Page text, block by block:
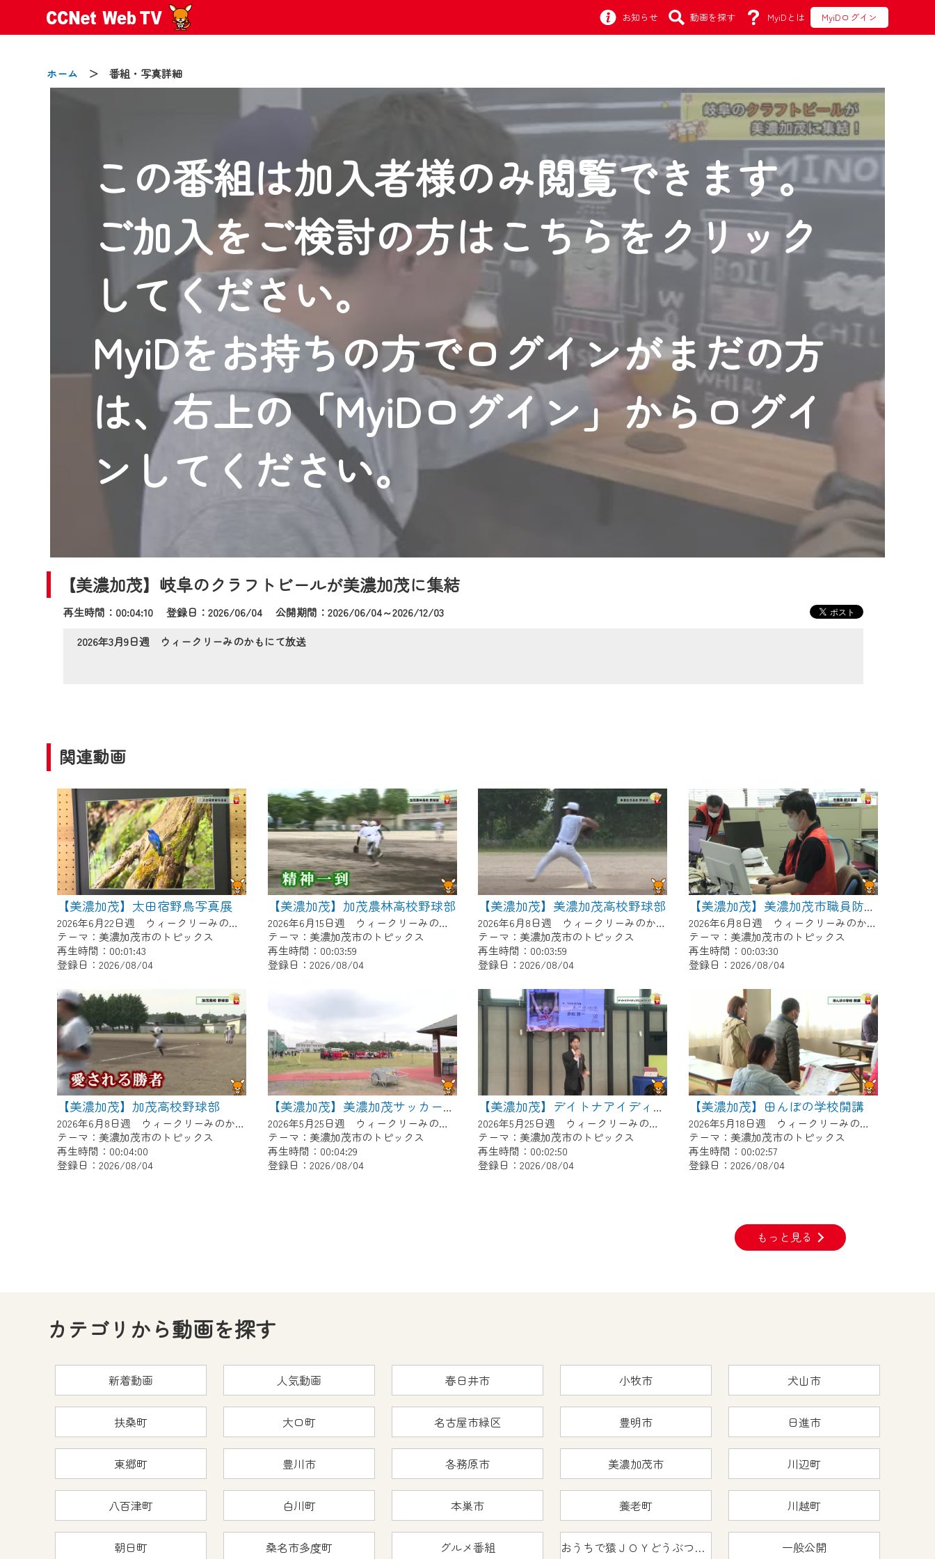
お知らせ 動画を探す MyiDとは MyiDログイン
ホーム ＞ 番組・写真詳細
この番組は加入者様のみ閲覧できます。
ご加入をご検討の方はこちらをクリック
してください。
MyiDをお持ちの方でログインがまだの方
は、右上の「MyiDログイン」からログイ
ンしてください。
【美濃加茂】岐阜のクラフトビールが美濃加茂に集結
再生時間：00:04:10 登録日：2026/06/04公開期間：2026/06/04～2026/12/03
2026年3月9日週 ウィークリーみのかもにて放送
関連動画
【美濃加茂】太田宿野鳥写真展
2026年6月22日週 ウィークリーみのかもにて放送
テーマ：美濃加茂市のトピックス
再生時間：00:01:43
登録日：2026/08/04
【美濃加茂】加茂農林高校野球部
2026年6月15日週 ウィークリーみのかもにて放送
テーマ：美濃加茂市のトピックス
再生時間：00:03:59
登録日：2026/08/04
【美濃加茂】美濃加茂高校野球部
2026年6月8日週 ウィークリーみのかもにて放送
テーマ：美濃加茂市のトピックス
再生時間：00:03:59
登録日：2026/08/04
【美濃加茂】美濃加茂市職員防災訓練
2026年6月8日週 ウィークリーみのかもにて放送
テーマ：美濃加茂市のトピックス
再生時間：00:03:30
登録日：2026/08/04
【美濃加茂】加茂高校野球部
2026年6月8日週 ウィークリーみのかもにて放送
テーマ：美濃加茂市のトピックス
再生時間：00:04:00
登録日：2026/08/04
【美濃加茂】美濃加茂サッカー少年団あじさいCUP
2026年5月25日週 ウィークリーみのかもにて放送
テーマ：美濃加茂市のトピックス
再生時間：00:04:29
登録日：2026/08/04
【美濃加茂】デイトナアイディアCONTEST
2026年5月25日週 ウィークリーみのかもにて放送
テーマ：美濃加茂市のトピックス
再生時間：00:02:50
登録日：2026/08/04
【美濃加茂】田んぼの学校開講
2026年5月18日週 ウィークリーみのかもにて放送
テーマ：美濃加茂市のトピックス
再生時間：00:02:57
登録日：2026/08/04
もっと見る
カテゴリから動画を探す
新着動画 人気動画 春日井市 小牧市 犬山市
扶桑町 大口町 名古屋市緑区 豊明市 日進市
東郷町 豊川市 各務原市 美濃加茂市 川辺町
八百津町 白川町 本巣市 養老町 川越町
朝日町 桑名市多度町 グルメ番組 おうちで猿ＪＯＹどうぶつえん 一般公開
お知らせ
2024/09/02
動画配信サービス『CCNet Web TV』は2024年9月24日からリニューアルします！
【変更点】
◆デザイン変更により、お住まいの地域の動画コンテンツが一目瞭然。
◆当社アプリやＰＣブラウザから、いつでも・どこでも・外出先でも！
CCNetサービスエリア20市町の地域情報番組をご視聴いただけます！
【ご注意】
2024年9月24日からはご加入者様へのサービス向上のため、
『CCNet Web TV』を利用いただくには、一部コンテンツを除き、
CCNetサービスへの加入と『CCNetマイページ※』へのログインが必要となります。
何卒、ご理解ご了承の程よろしくお願いいたします。
※マイページへのログインには、MyIDが必要となります。
※MyIDとは、CCNet Web TVを含むCCNetの各種サービスをご利用頂くためのIDです。
IDはお客様が使っているメールアドレスで設定できます。
（GmailやYahooなどのフリーメールアドレスでも作成可能です）
※マイページへのログイン・MyIDの新規登録はこちら
※CCNetアプリをご利用中の方は引き続きご視聴いただけます。
CCNetWebTVのリニューアルにともないメンテナンス作業を予定しています。
日時 9/24 9:30～16:30
ご不便をおかけいたしますが、ご了承の程よろしくお願いいたします。